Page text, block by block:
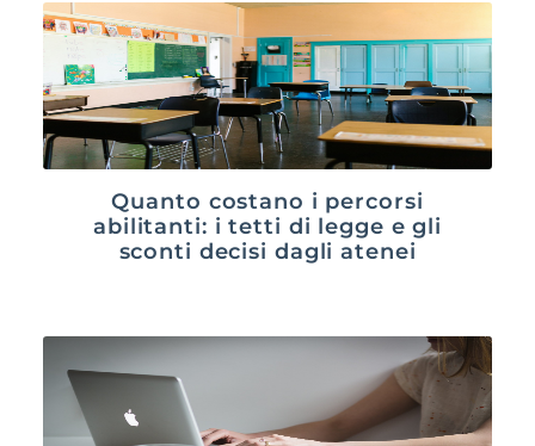
Quanto costano i percorsi
abilitanti: i tetti di legge e gli
sconti decisi dagli atenei